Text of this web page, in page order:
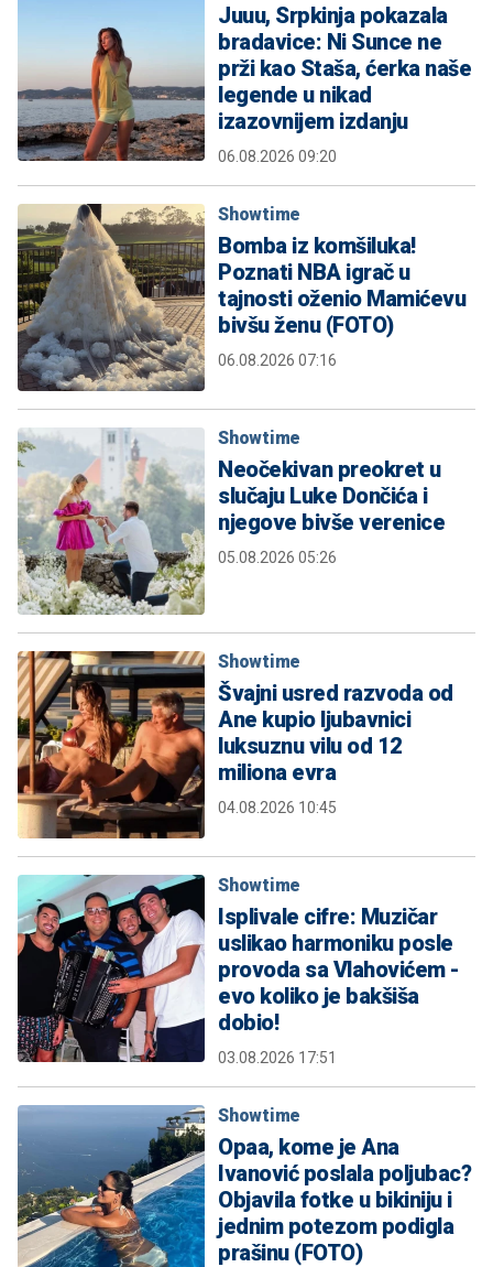
Juuu, Srpkinja pokazala
bradavice: Ni Sunce ne
prži kao Staša, ćerka naše
legende u nikad
izazovnijem izdanju
06.08.2026 09:20
Showtime
Bomba iz komšiluka!
Poznati NBA igrač u
tajnosti oženio Mamićevu
bivšu ženu (FOTO)
06.08.2026 07:16
Showtime
Neočekivan preokret u
slučaju Luke Dončića i
njegove bivše verenice
05.08.2026 05:26
Showtime
Švajni usred razvoda od
Ane kupio ljubavnici
luksuznu vilu od 12
miliona evra
04.08.2026 10:45
Showtime
Isplivale cifre: Muzičar
uslikao harmoniku posle
provoda sa Vlahovićem -
evo koliko je bakšiša
dobio!
03.08.2026 17:51
Showtime
Opaa, kome je Ana
Ivanović poslala poljubac?
Objavila fotke u bikiniju i
jednim potezom podigla
prašinu (FOTO)